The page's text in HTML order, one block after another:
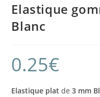
Elastique
Blanc
0.25€
Elastique platde 3 mm